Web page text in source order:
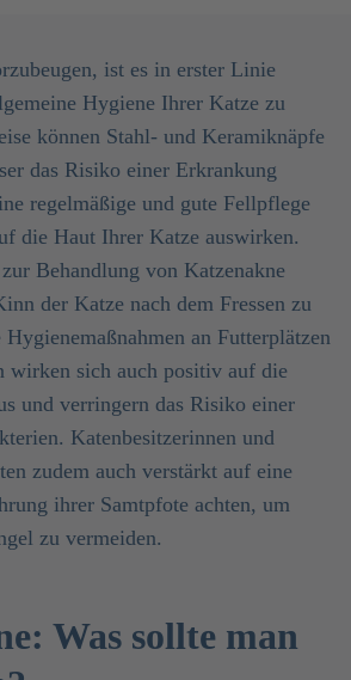
ist es in erster Linie
Hygiene Ihrer Katze zu
können Stahl- und Keramiknäpfe
das Risiko einer Erkrankung
regelmäßige und gute Fellpflege
die Haut Ihrer Katze auswirken.
Behandlung von Katzenakne
der Katze nach dem Fressen zu
Hygienemaßnahmen an Futterplätzen
wirken sich auch positiv auf die
und verringern das Risiko einer
Katenbesitzerinnen und
zudem auch verstärkt auf eine
ihrer Samtpfote achten, um
zu vermeiden.
Was sollte man